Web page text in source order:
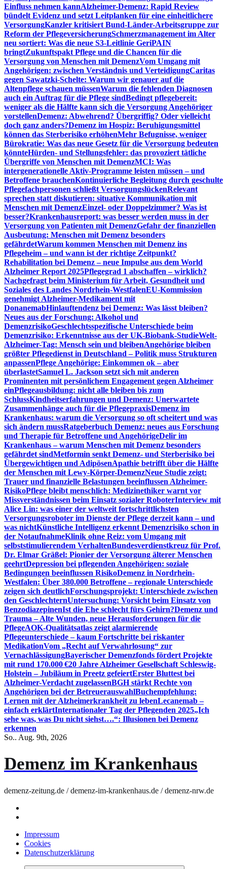
Einfluss nehmen kannAlzheimer-Demenz: Rapid Review
bündelt Evidenz und setzt Leitplanken für eine einheitlichere
VersorgungKanzler kritisiert Bund-Länder-Arbeitsgruppe zur
Reform der PflegeversicherungSchmerzmanagement im Alter
neu sortiert: Was die neue S3-Leitlinie GeriPAIN
bringtZukunftspakt Pflege und die Chancen für die
Versorgung von Menschen mit DemenzVom Umgang mit
Angehörigen: zwischen Verständnis und VerteidigungCaritas
gegen Sawatzki-Schelte: Warum wir genauer auf die
Altenpflege schauen müssenWarum die fehlenden Diagnosen
auch ein Auftrag für die Pflege sindBedingt pflegebereit:
weniger als die Hälfte kann sich die Versorgung Angehöriger
vorstellenDemenz: Abwehrend? Übergriffig? Oder vielleicht
doch ganz anders?Demenz im Hospiz: Beruhigungsmittel
können das Sterberisiko erhöhenMehr Befugnisse, weniger
Bürokratie: Was das neue Gesetz für die Versorgung bedeuten
könnteHürden- und Stellungsfehler: das provoziert tätliche
Übergriffe von Menschen mit DemenzMCI: Was
intergenerationelle Aktiv-Programme leisten müssen – und
Betroffene brauchenKontinuierliche Begleitung durch geschulte
Pflegefachpersonen schließt VersorgungslückenRelevant
sprechen statt diskutieren: situative Kommunikation mit
Menschen mit DemenzEinzel- oder Doppelzimmer? Was ist
besser?Krankenhausreport: was besser werden muss in der
Versorgung von Patienten mit DemenzGefahr der finanziellen
Ausbeutung: Menschen mit Demenz besonders
gefährdetWarum kommen Menschen mit Demenz ins
Pflegeheim – und wann ist der richtige Zeitpunkt?
Rehabilitation bei Demenz – neue Impulse aus dem World
Alzheimer Report 2025Pflegegrad 1 abschaffen – wirklich?
Nachgefragt beim Ministerium für Arbeit, Gesundheit und
Soziales des Landes Nordrhein-WestfalenEU-Kommission
genehmigt Alzheimer-Medikament mit
DonanemabHinlauftendenz bei Demenz: Was lässt bleiben?
Neues aus der Forschung: Alkohol und
DemenzrisikoGeschlechtsspezifische Unterschiede beim
Demenzrisiko: Erkenntnisse aus der UK-Biobank-StudieWelt-
Alzheimer-Tag: Mensch sein und bleibenAngehörige bleiben
größter Pflegedienst in Deutschland – Politik muss Strukturen
anpassenPflege Angehörige: Einkommen ok – aber
überlastetSamuel L. Jackson setzt sich mit anderen
Prominenten mit persönlichem Engagement gegen Alzheimer
einPflegeausbildung: nicht alle bleiben bis zum
SchlussKindheitserfahrungen und Demenz: Unerwartete
Zusammenhänge auch für die PflegepraxisDemenz im
Krankenhaus: warum die Versorgung so oft scheitert und was
sich ändern mussRatgeberbuch Demenz: neues aus Forschung
und Therapie für Betroffene und AngehörigeDelir im
Krankenhaus – warum Menschen mit Demenz besonders
gefährdet sindMetformin senkt Demenz- und Sterberisiko bei
Übergewichtigen und AdipösenApathie betrifft über die Hälfte
der Menschen mit Lewy-Körper-DemenzNeue Studie zeigt:
Trauer und finanzielle Belastungen beeinflussen Alzheimer-
RisikoPflege bleibt menschlich: Medizinethiker warnt vor
Missverständnissen beim Einsatz sozialer RoboterInterview mit
Alice Lin: was einer der weltweit fortschrittlichsten
Versorgungsroboter im Dienste der Pflege derzeit kann – und
was nichtKünstliche Intelligenz erkennt Demenzrisiko schon in
der NotaufnahmeKlinik ohne Reiz: vom Umgang mit
selbststimulierendem VerhaltenBundesverdienstkreuz für Prof.
Dr. Elmar Gräßel: Pionier der Versorgung älterer Menschen
geehrtDepression bei pflegenden Angehörigen: soziale
Bedingungen beeinflussen RisikoDemenz in Nordrhein-
Westfalen: Über 380.000 Betroffene – regionale Unterschiede
zeigen sich deutlichForschungsprojekt: Unterschiede zwischen
den GeschlechternUntersuchung: Vorsicht beim Einsatz von
BenzodiazepinenIst die Ehe schlecht fürs Gehirn?Demenz und
Trauma – Alte Wunden, neue Herausforderungen für die
PflegeAOK-Qualitätsatlas zeigt alarmierende
Pflegeunterschiede – kaum Fortschritte bei riskanter
MedikationVom „Recht auf Verwahrlosung“ zur
VernachlässigungBayerischer Demenzfonds fördert Projekte
mit rund 170.000 €20 Jahre Alzheimer Gesellschaft Schleswig-
Holstein – Jubiläum in Preetz gefeiertErster Bluttest bei
Alzheimer-Verdacht zugelassenBGH stärkt Rechte von
Angehörigen bei der BetreuerauswahlBuchempfehlung:
Lernen mit der Alzheimerkrankheit zu lebenLecanemab –
einfach erklärtInternationaler Tag der Pflegenden 2025„Ich
sehe was, was Du nicht siehst….“: Illusionen bei Demenz
erkennen
So.. Aug. 9th, 2026
Demenz im Krankenhaus
demenz-zeitung.de / demenz-im-krankenhaus.de / demenz-nrw.de
Impressum
Cookies
Datenschutzerklärung